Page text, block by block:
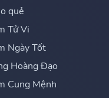
quẻ
Tử Vi
Ngày Tốt
Hoàng Đạo
Cung Mệnh